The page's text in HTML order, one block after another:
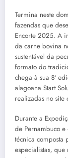
Termina neste
fazendas que
Encorte 2025. A
da carne bovina
sustentável da
formato do
chega à sua 8ª
alagoana Start
realizadas no site
Durante a
de Pernambuco
técnica composta
especialistas,